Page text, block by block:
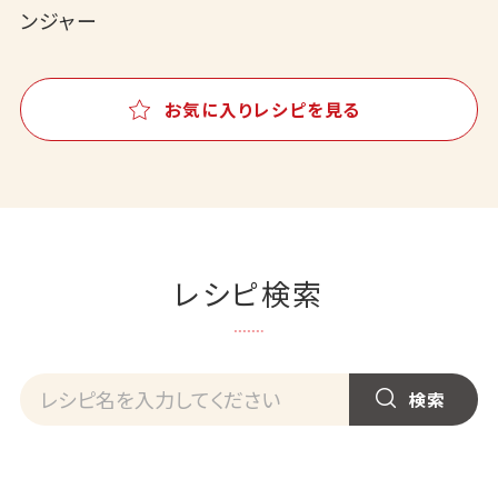
ンジャー
お気に入りレシピを見る
レシピ検索